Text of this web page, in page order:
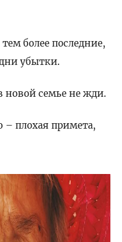
более последние,
убытки.
новой семье не жди.
– плохая примета,